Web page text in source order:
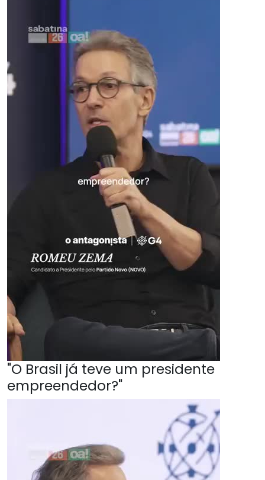
"O Brasil já teve um presidente
empreendedor?"